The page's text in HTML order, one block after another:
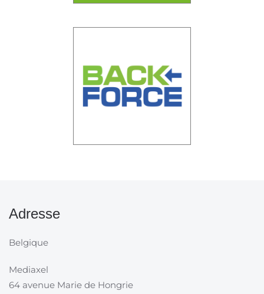
Adresse
Belgique
Mediaxel
64 avenue Marie de Hongrie